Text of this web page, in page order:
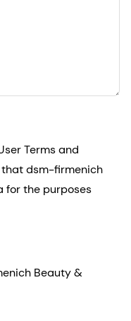
Terms and
dsm-firmenich
for the purposes
Beauty &